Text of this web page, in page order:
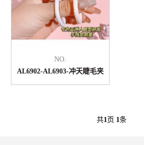
NO.
AL6902-AL6903-冲天睫毛夹
共1 页 1 条